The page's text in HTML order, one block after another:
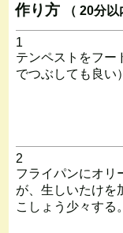
作り方 （ 20分以
1
テンペストをフー
でつぶしても良い）
2
フライパンにオリ
が、生しいたけを
こしょう少々する。